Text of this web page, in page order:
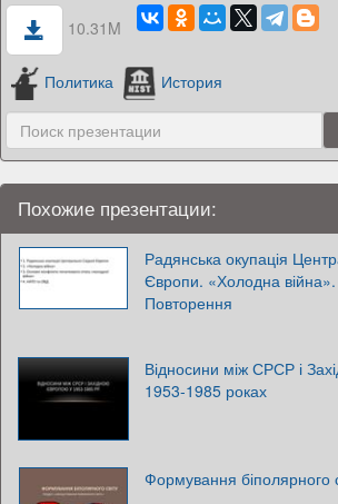
10.31M
Политика История
Похожие презентации:
Радянська окупація
Європи. «Холодна
Повторення
Відносини між СРСР і
1953-1985 роках
Формування біполярного